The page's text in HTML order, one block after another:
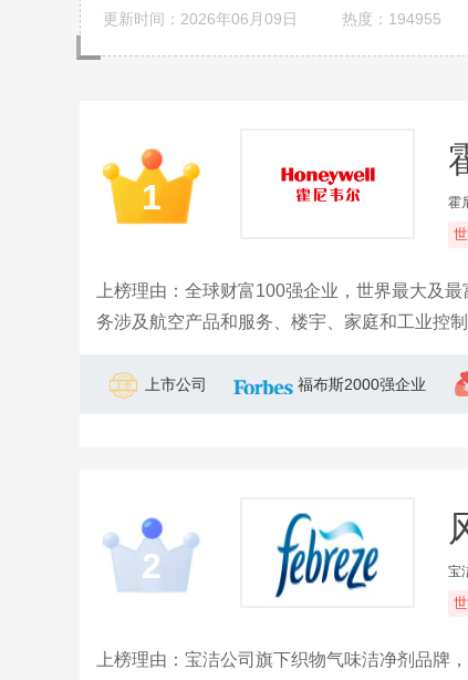
更新时间：2026年06月09日 热度：194955
1 霍
上榜理由：全球财富100强企业，世界最大及
务涉及航空产品和服务、楼宇、家庭和工业控
上市公司 福布斯2000强企业
2 宝
上榜理由：宝洁公司旗下织物气味洁净剂品牌